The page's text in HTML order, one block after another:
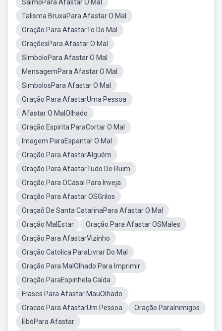
SalmoPara Afastar O Mal
Talisma BruxaPara Afastar O Mal
Oração Para AfastarTo Do Mal
OraçõesPara Afastar O Mal
SímboloPara Afastar O Mal
MensagemPara Afastar O Mal
SimbolosPara Afastar O Mal
Oração Para AfastarUma Pessoa
Afastar O MalOlhado
Oração Espirita ParaCortar O Mal
Imagem ParaEspantar O Mal
Oração Para AfastarAlguém
Oração Para AfastarTudo De Ruim
Oração Para OCasal Para Inveja
Oração Para Afastar OSGrilos
Oraçaõ De Santa CatarinaPara Afastar O Mal
Oração MalEstar
Oração Para Afastar OSMales
Oração Para AfastarVizinho
Oração Catolica ParaLivrar Do Mal
Oração Para MalOlhado Para Imprimir
Oração ParaEspinhela Caída
Frases Para Afastar MauOlhado
Oracao Para AfastarUm Pessoa
Oração ParaInimigos
EbóPara Afastar